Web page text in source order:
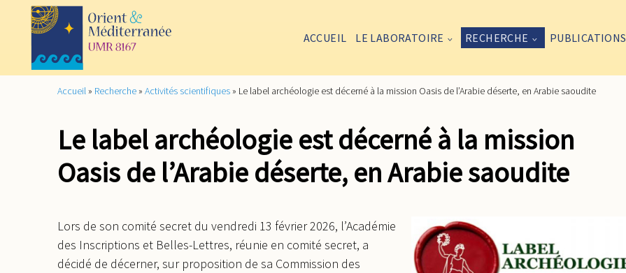
ACCUEIL LE LABORATOIRE RECHERCHE PUBLICATIONS
Accueil » Recherche » Activités scientifiques » Le label archéologie est décerné à la mission Oasis de l’Arabie déserte, en Arabie saoudite
Le label archéologie est décerné à la mission
Oasis de l’Arabie déserte, en Arabie saoudite
Lors de son comité secret du vendredi 13 février 2026, l’Académie
des Inscriptions et Belles-Lettres, réunie en comité secret, a
décidé de décerner, sur proposition de sa Commission des